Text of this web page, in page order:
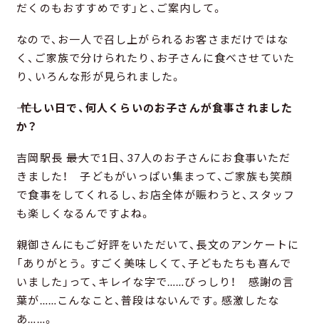
だくのもおすすめです」と、ご案内して。
なので、お一人で召し上がられるお客さまだけではな
く、ご家族で分けられたり、お子さんに食べさせていた
り、いろんな形が見られました。
―― 忙しい日で、何人くらいのお子さんが食事されました
か？
吉岡駅長 ――最大で1日、37人のお子さんにお食事いただ
きました！ 子どもがいっぱい集まって、ご家族も笑顔
で食事をしてくれるし、お店全体が賑わうと、スタッフ
も楽しくなるんですよね。
親御さんにもご好評をいただいて、長文のアンケートに
「ありがとう。すごく美味しくて、子どもたちも喜んで
いました」って、キレイな字で……びっしり！ 感謝の言
葉が……こんなこと、普段はないんです。感激したな
あ……。